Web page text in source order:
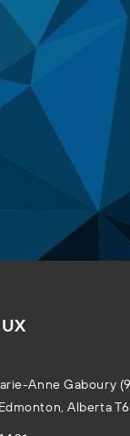
Anne Gaboury
Alberta